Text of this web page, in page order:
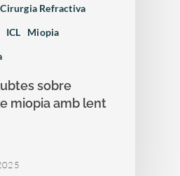
Cirurgia Refractiva
ICL
Miopia
sobre
miopia amb lent